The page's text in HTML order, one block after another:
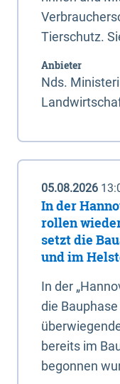
Tierschutz.
Anbieter
Nds.
05.08.2026
In der
rollen
setzt die
und im
In der
die
bereits im
begonnen